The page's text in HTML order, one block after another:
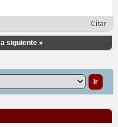
Citar
siguiente »